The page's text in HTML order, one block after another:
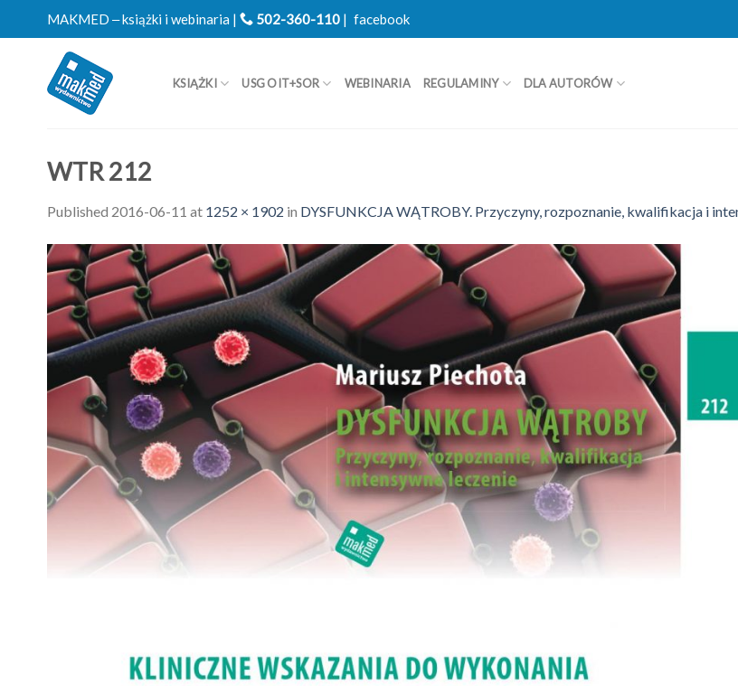
MAKMED ‒ książki i webinaria | 502-360-110 | facebook
KSIĄŻKI USG OIT+SOR WEBINARIA REGULAMINY DLA AUTORÓW
WTR 212
Published 2016-06-11 at 1252 × 1902 in DYSFUNKCJA WĄTROBY. Przyczyny, rozpoznanie, kwalifikacja i